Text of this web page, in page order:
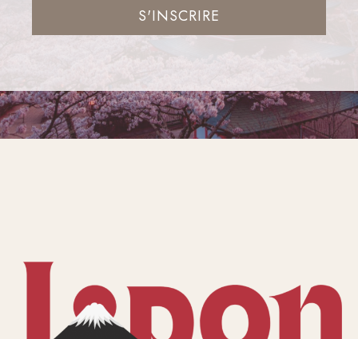
S'INSCRIRE